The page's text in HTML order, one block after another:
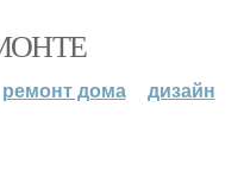
ремонт дома дизайн